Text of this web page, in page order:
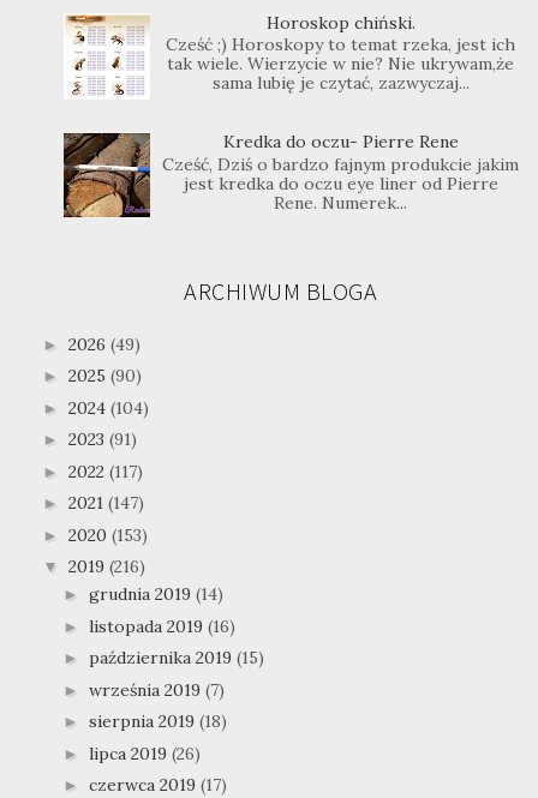
Horoskop chiński.
Cześć ;) Horoskopy to temat rzeka, jest ich
tak wiele. Wierzycie w nie? Nie ukrywam,że
sama lubię je czytać, zazwyczaj...
Kredka do oczu- Pierre Rene
Cześć, Dziś o bardzo fajnym produkcie jakim
jest kredka do oczu eye liner od Pierre
Rene. Numerek...
ARCHIWUM BLOGA
► 2026 (49)
► 2025 (90)
► 2024 (104)
► 2023 (91)
► 2022 (117)
► 2021 (147)
► 2020 (153)
▼ 2019 (216)
► grudnia 2019 (14)
► listopada 2019 (16)
► października 2019 (15)
► września 2019 (7)
► sierpnia 2019 (18)
► lipca 2019 (26)
► czerwca 2019 (17)